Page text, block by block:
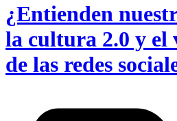
¿Entienden
la cultura 2.0 y el
de las redes